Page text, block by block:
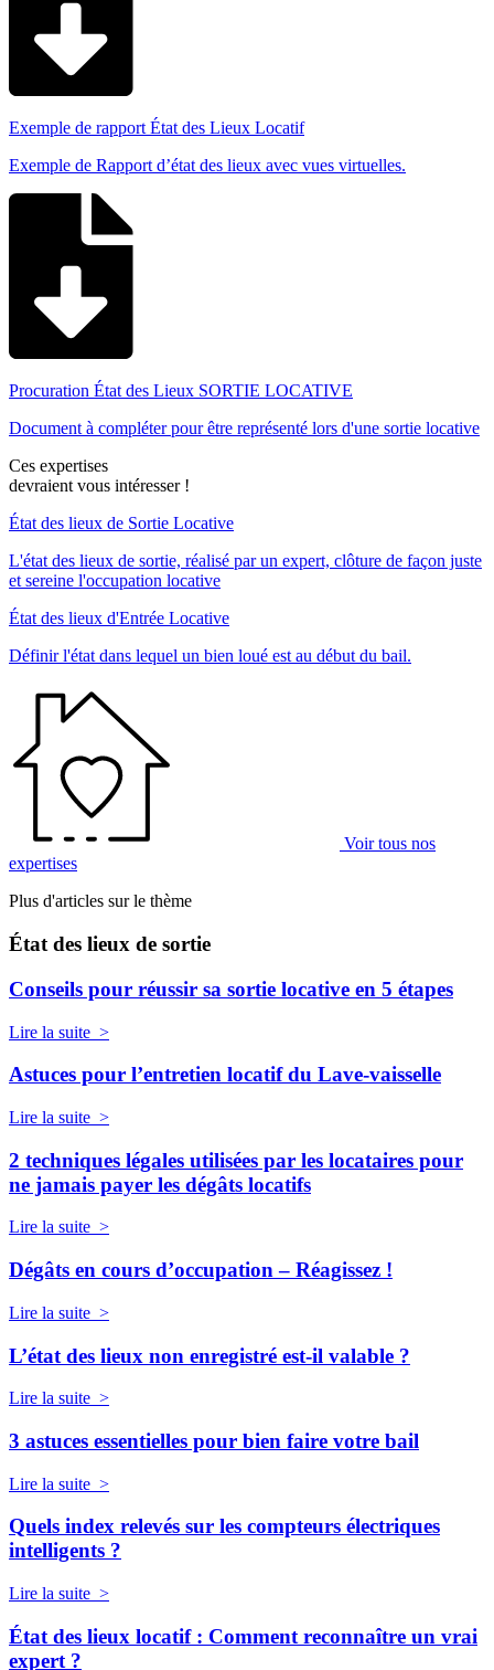
Exemple de rapport État des Lieux Locatif
Exemple de Rapport d’état des lieux avec vues virtuelles.
Procuration État des Lieux SORTIE LOCATIVE
Document à compléter pour être représenté lors d'une sortie locative
Ces expertises
devraient vous intéresser !
État des lieux de Sortie Locative
L'état des lieux de sortie, réalisé par un expert, clôture de façon juste
et sereine l'occupation locative
État des lieux d'Entrée Locative
Définir l'état dans lequel un bien loué est au début du bail.
Voir tous nos
expertises
Plus d'articles sur le thème
État des lieux de sortie
Conseils pour réussir sa sortie locative en 5 étapes
Lire la suite >
Astuces pour l’entretien locatif du Lave-vaisselle
Lire la suite >
2 techniques légales utilisées par les locataires pour
ne jamais payer les dégâts locatifs
Lire la suite >
Dégâts en cours d’occupation – Réagissez !
Lire la suite >
L’état des lieux non enregistré est-il valable ?
Lire la suite >
3 astuces essentielles pour bien faire votre bail
Lire la suite >
Quels index relevés sur les compteurs électriques
intelligents ?
Lire la suite >
État des lieux locatif : Comment reconnaître un vrai
expert ?